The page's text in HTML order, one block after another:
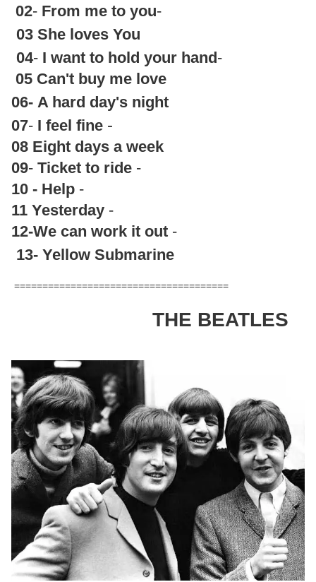
02- From me to you-
03 She loves You
04- I want to hold your hand-
05 Can't buy me love
06- A hard day's night
07- I feel fine -
08 Eight days a week
09- Ticket to ride -
10 - Help -
11 Yesterday -
12-We can work it out -
13- Yellow Submarine
======================================
THE BEATLES